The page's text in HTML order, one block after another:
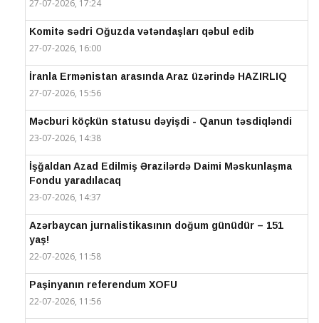
27-07-2026, 17:24
Komitə sədri Oğuzda vətəndaşları qəbul edib
27-07-2026, 16:00
İranla Ermənistan arasında Araz üzərində HAZIRLIQ
27-07-2026, 15:56
Məcburi köçkün statusu dəyişdi - Qanun təsdiqləndi
23-07-2026, 14:38
İşğaldan Azad Edilmiş Ərazilərdə Daimi Məskunlaşma
Fondu yaradılacaq
23-07-2026, 14:37
Azərbaycan jurnalistikasının doğum günüdür – 151
yaş!
22-07-2026, 11:58
Paşinyanın referendum XOFU
22-07-2026, 11:56